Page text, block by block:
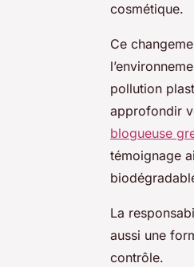
cosmétique.
Ce
pollution
approfondir
blogueuse
témoignage
La
aussi une
contrôle.